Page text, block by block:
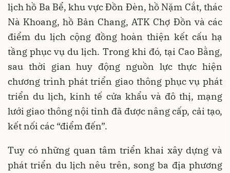
lịch hồ Ba Bể, khu vực Đồn Đèn, hồ Nặm Cắt, thác
Nà Khoang, hồ Bản Chang, ATK Chợ Đồn và các
điểm du lịch cộng đồng hoàn thiện kết cấu hạ
tầng phục vụ du lịch. Trong khi đó, tại Cao Bằng,
sau thời gian huy động nguồn lực thực hiện
chương trình phát triển giao thông phục vụ phát
triển du lịch, kinh tế cửa khẩu và đô thị, mạng
lưới giao thông nội tỉnh đã được nâng cấp, cải tạo,
kết nối các “điểm đến”.
Tuy có những quan tâm triển khai xây dựng và
phát triển du lịch nêu trên, song ba địa phương